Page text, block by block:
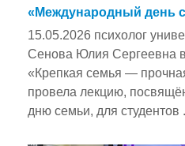
«Международный день
15.05.2026 психолог
Сенова Юлия Сергеевна
«Крепкая семья —
провела лекцию,
дню семьи, для студентов